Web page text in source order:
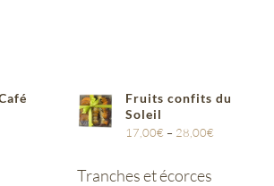
Fruits confits du
Soleil
17,00€ – 28,00€
Tranches et écorces